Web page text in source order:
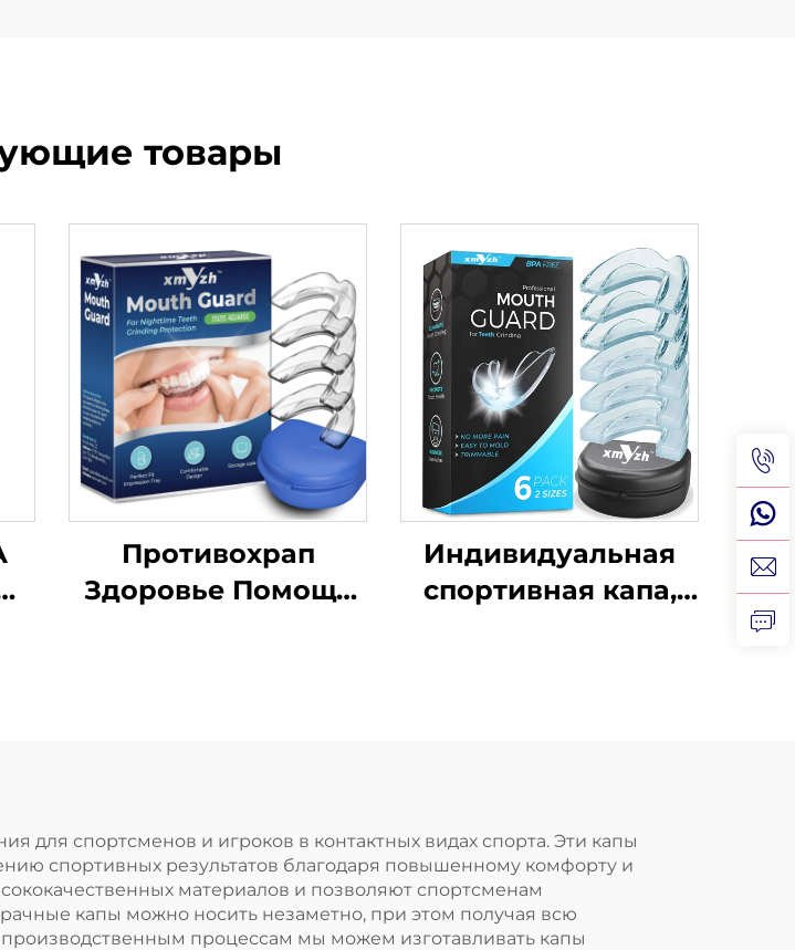
товары
Противохрап
Здоровье Помощь
дыхания ртом во
сне Лента для рта
Индивидуальная
спортивная капа,
спортсменов и игроков в контактных видах спорта. Эти капы
спортивных результатов благодаря повышенному комфорту и
материалов и позволяют спортсменам
капы можно носить незаметно, при этом получая всю
процессам мы можем изготавливать капы